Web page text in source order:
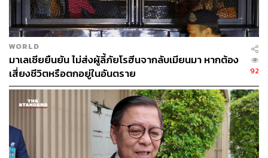
22
ABOUT THE AUTHOR
WORLD
มาเลเซียยืนยัน ไม่ส่งผู้ลี้ภัยโรฮีนจากลับเมียนมา หากต้อง
เสี่ยงชีวิตหรือตกอยู่ในอันตราย
92